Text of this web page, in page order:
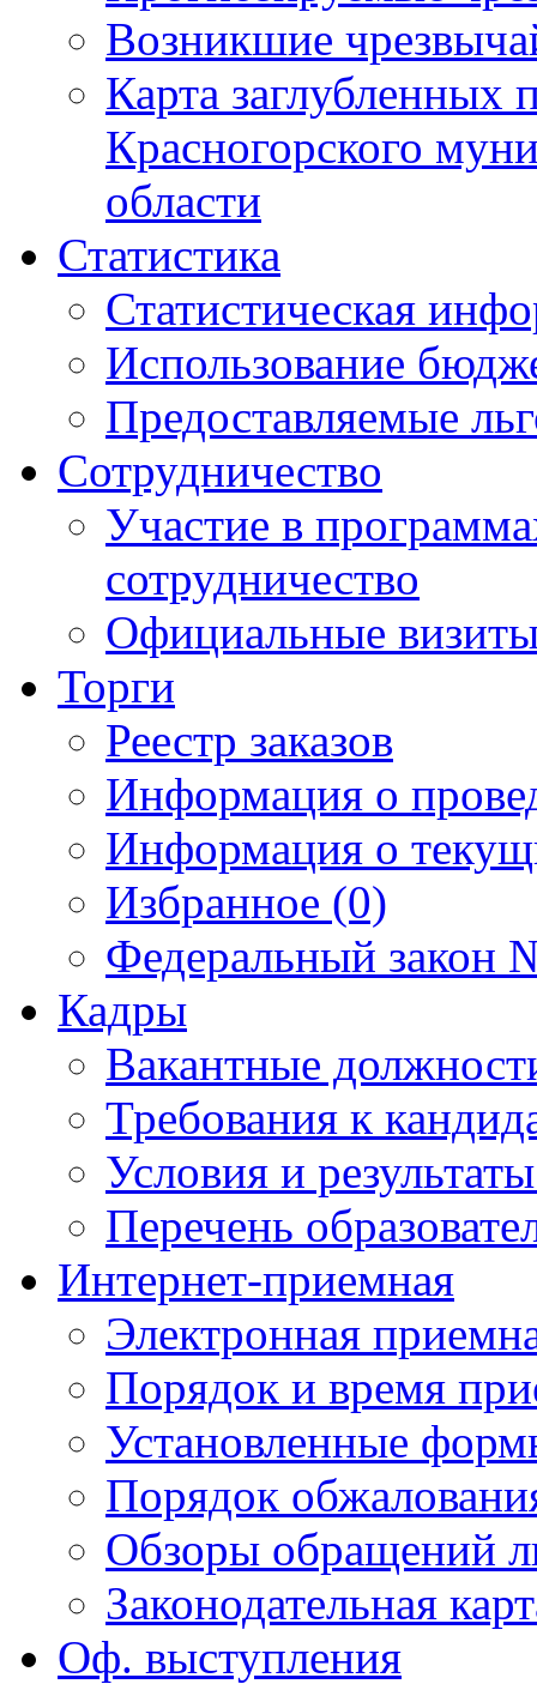
Возникшие
Карта
Красногорского
области
Статистика
Статистическая
Использование
Предоставляемые
Сотрудничество
Участие в
сотрудничество
Официальные
Торги
Реестр заказов
Информация о
Информация о
Избранное (0)
Федеральный закон
Кадры
Вакантные
Требования к
Условия и
Перечень
Интернет-приемная
Электронная
Порядок и время
Установленные
Порядок
Обзоры обращений
Законодательная
Оф. выступления